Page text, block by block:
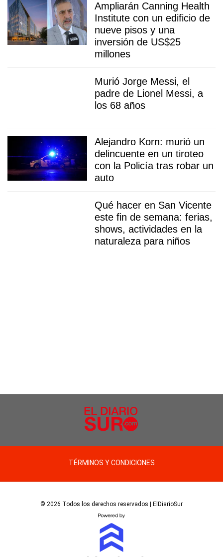
Ampliarán Canning Health
Institute con un edificio de
nueve pisos y una
inversión de US$25
millones
Murió Jorge Messi, el
padre de Lionel Messi, a
los 68 años
Alejandro Korn: murió un
delincuente en un tiroteo
con la Policía tras robar un
auto
Qué hacer en San Vicente
este fin de semana: ferias,
shows, actividades en la
naturaleza para niños
TÉRMINOS Y CONDICIONES
© 2026 Todos los derechos reservados | ElDiarioSur